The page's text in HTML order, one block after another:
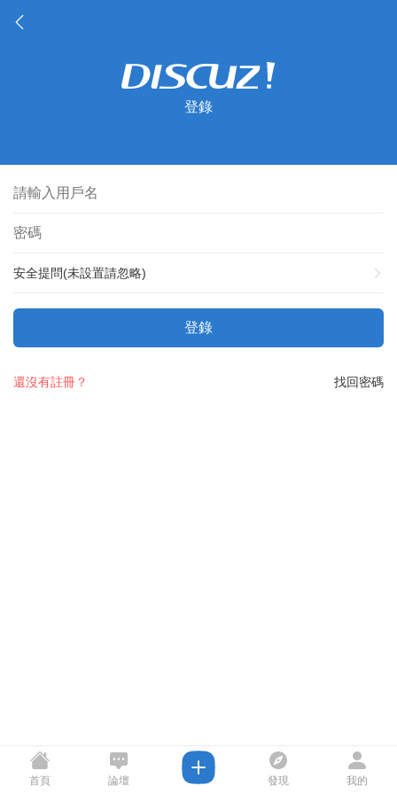
登錄
安全提問(未設置請忽略)
登錄
找回密碼
還沒有註冊？
首頁 論壇 發現 我的